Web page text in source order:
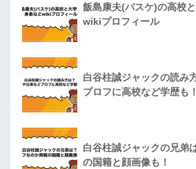
飯島康夫(バスケ)の高校
wikiプロフィール
白谷柱誠ジャックの読み
プロフに高校など学歴も！
白谷柱誠ジャックの兄弟
の国籍と顔画像も！